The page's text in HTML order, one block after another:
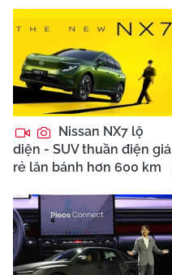
Nissan NX7 lộ
diện - SUV thuần điện giá
rẻ lăn bánh hơn 600 km